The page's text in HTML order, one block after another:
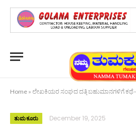
Home » ಲೇಖಕಿಯರ ಸಂಘದ ದತ್ತಿ ಬಹುಮಾನಗಳಿಗೆ
ತುಮಕೂರು December 19, 2025